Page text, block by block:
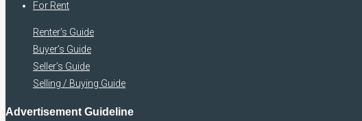
For Rent
Renter’s Guide
Buyer’s Guide
Seller’s Guide
Selling / Buying Guide
Advertisement Guideline